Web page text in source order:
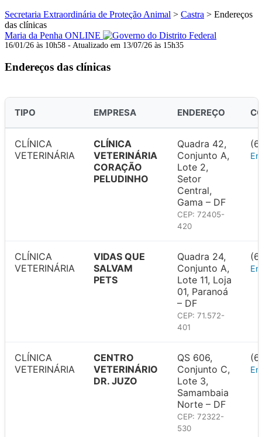
Secretaria Extraordinária de Proteção Animal > Castra > Endereços
das clínicas
Maria da Penha ONLINE
16/01/26 às 10h58 - Atualizado em 13/07/26 às 15h35
Endereços das clínicas
TIPO EMPRESA ENDEREÇO
CLÍNICA
VETERINÁRIA
CLÍNICA
VETERINÁRIA
CORAÇÃO
PELUDINHO
Quadra 42,
Conjunto A,
Lote 2,
Setor
Central,
Gama – DF
CEP: 72405-
420
CLÍNICA
VETERINÁRIA
VIDAS QUE
SALVAM
PETS
Quadra 24,
Conjunto A,
Lote 11, Loja
01, Paranoá
– DF
CEP: 71.572-
401
CLÍNICA
VETERINÁRIA
CENTRO
VETERINÁRIO
DR. JUZO
QS 606,
Conjunto C,
Lote 3,
Samambaia
Norte – DF
CEP: 72322-
530